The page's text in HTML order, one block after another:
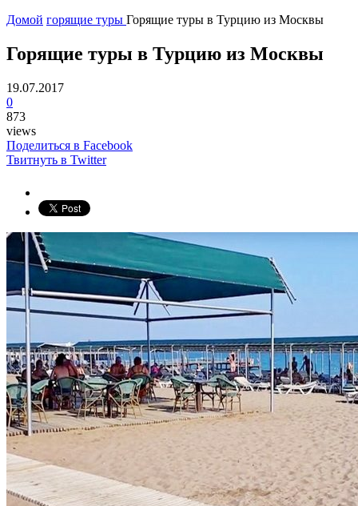
Домой горящие туры Горящие туры в Турцию из Москвы
Горящие туры в Турцию из Москвы
19.07.2017
0
873
views
Поделиться в Facebook
Твитнуть в Twitter